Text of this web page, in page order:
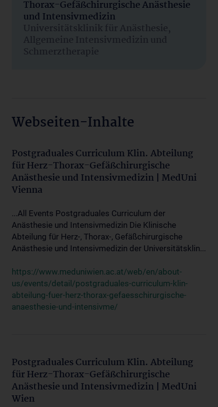
Thorax-Gefäßchirurgische Anästhesie
und Intensivmedizin
Universitätsklinik für Anästhesie,
Allgemeine Intensivmedizin und
Schmerztherapie
Webseiten-Inhalte
Postgraduales Curriculum Klin. Abteilung
für Herz-Thorax-Gefäßchirurgische
Anästhesie und Intensivmedizin | MedUni
Vienna
...All Events Postgraduales Curriculum der
Anästhesie und Intensivmedizin Die Klinische
Abteilung für Herz-, Thorax-, Gefäßchirurgische
Anästhesie und Intensivmedizin der Universitätsklin...
https://www.meduniwien.ac.at/web/en/about-
us/events/detail/postgraduales-curriculum-klin-
abteilung-fuer-herz-thorax-gefaesschirurgische-
anaesthesie-und-intensivme/
Postgraduales Curriculum Klin. Abteilung
für Herz-Thorax-Gefäßchirurgische
Anästhesie und Intensivmedizin | MedUni
Wien